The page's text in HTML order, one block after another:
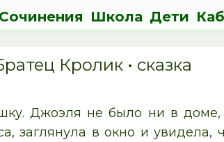
Сочинения Школа Дети
Кролик • cказка
Джоэля не было ни в
заглянула в окно и увидела,